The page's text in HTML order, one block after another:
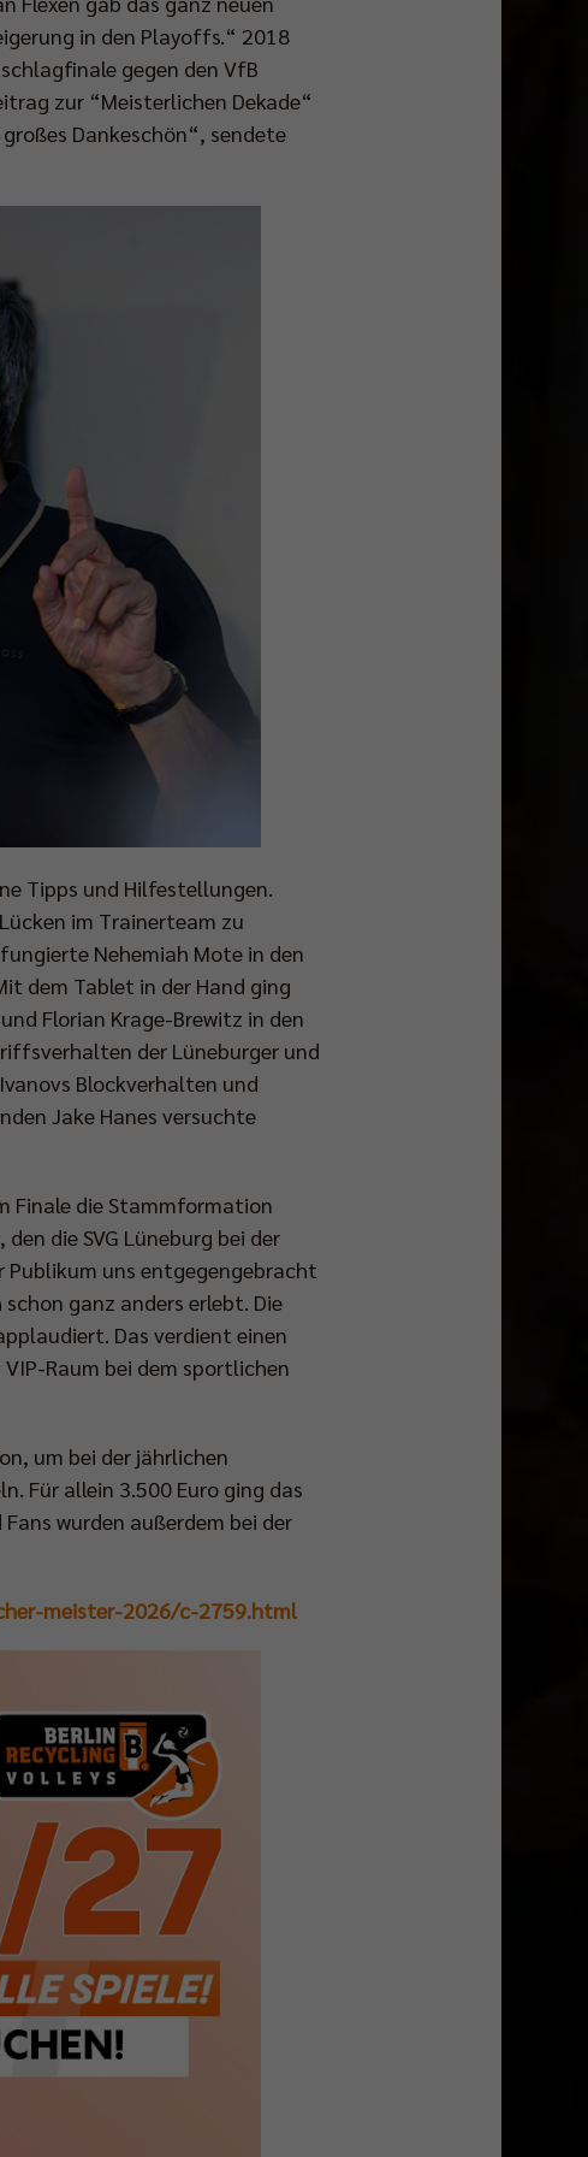
in den Playoffs.“ 2018
gegen den VfB
zur “Meisterlichen Dekade“
Dankeschön“, sendete
Tipps und Hilfestellungen.
im Trainerteam zu
Nehemiah Mote in den
dem Tablet in der Hand ging
Florian Krage-Brewitz in den
der Lüneburger und
Blockverhalten und
Jake Hanes versuchte
Finale die Stammformation
die SVG Lüneburg bei der
Publikum uns entgegengebracht
ganz anders erlebt. Die
Das verdient einen
Raum bei dem sportlichen
um bei der jährlichen
Für allein 3.500 Euro ging das
wurden außerdem bei der
meister-2026/c-2759.html